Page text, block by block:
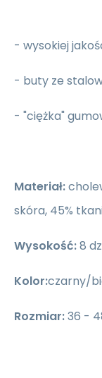
- wysokiej
- buty ze
- "ciężka"
Materiał:
skóra, 45%
Wysokość:8
Kolor:czarny/
Rozmiar:36 -